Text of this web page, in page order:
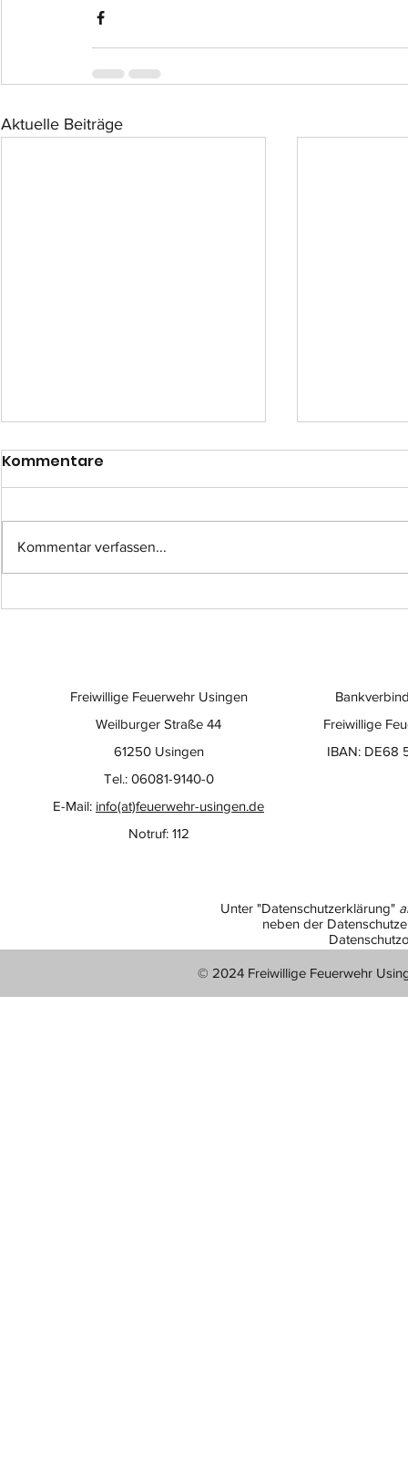
Aktuelle Beiträge
Einsatz-Nr.: 057
Kommentare
Kommentar verfassen...
Freiwillige
IBAN: DE68
Freiwillige Feuerwehr Usingen
Weilburger Straße 44
61250 Usingen
Tel.: 06081-9140-0
E-Mail: info(at)feuerwehr-usingen.de
Notruf: 112
Unter "Datenschutzerklärung"
neben der
© 2024 Freiwillige Feuerwehr